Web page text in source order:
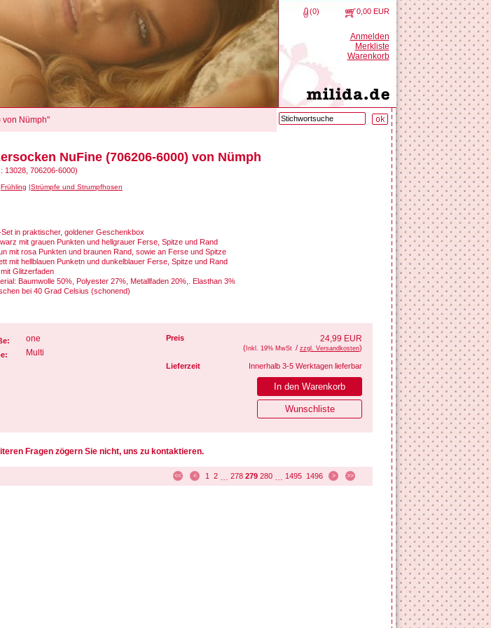
(0) 0,00 EUR
Anmelden
Merkliste
Warenkorb
von Nümph"
NuFine (706206-6000) von Nümph
13028, 706206-6000)
Frühling Strümpfe und Strumpfhosen
in praktischer, goldener Geschenkbox
mit grauen Punkten und hellgrauer Ferse, Spitze und Rand
mit rosa Punkten und braunen Rand, sowie an Ferse und Spitze
mit hellblauen Punketn und dunkelblauer Ferse, Spitze und Rand
Glitzerfaden
Baumwolle 50%, Polyester 27%, Metallfaden 20%,. Elasthan 3%
bei 40 Grad Celsius (schonend)
one
Multi
Preis 24,99 EUR
( Inkl. 19% MwSt / zzgl. Versandkosten)
Lieferzeit Innerhalb 3-5 Werktagen lieferbar
Fragen zögern Sie nicht, uns zu kontaktieren.
<< < 1 2 … 278 279 280 … 1495 1496 > >>